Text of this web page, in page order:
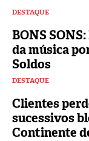
DESTAQUE
BONS
da música
Soldos
DESTAQUE
Clientes
sucessivos
Continente